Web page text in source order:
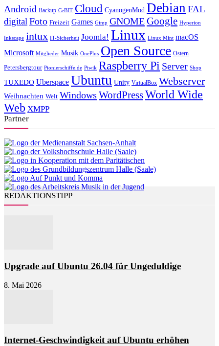
Android Backup CeBIT Cloud CyanogenMod Debian FAL
digital Foto Freizeit Games Gimp GNOMEGoogle Hyperion
Inkscape intux IT-Sicherheit Joomla! Linux Linux Mint macOS
Microsoft Mitglieder Musik OnePlus Open Source Ostern
Petersbergtour Pionierschiffe.de Piwik Raspberry Pi Server Shop
TUXEDO Uberspace Ubuntu Unity VirtualBox Webserver
Weihnachten Welt Windows WordPressWorld Wide
Web XMPP
Partner
REDAKTIONSTIPP
Upgrade auf Ubuntu 26.04 für Ungeduldige
8. Mai 2026
Internet-Geschwindigkeit auf Ubuntu erhöhen